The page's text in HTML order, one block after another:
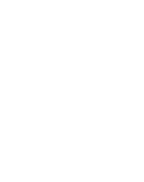
עסקה מושלמת